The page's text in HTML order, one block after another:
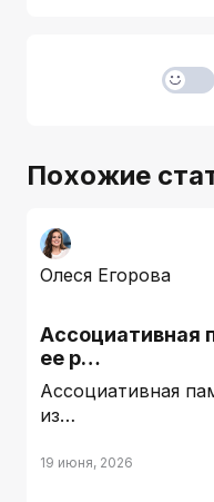
Похожие
Олеся Егорова
Ассоциативная
ее р…
Ассоциативная
из…
19 июня, 2026